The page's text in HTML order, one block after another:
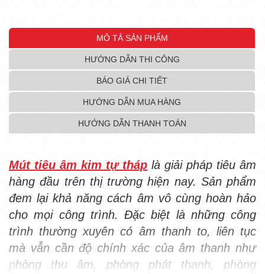
MÔ TẢ SẢN PHẨM
HƯỚNG DẪN THI CÔNG
BÁO GIÁ CHI TIẾT
HƯỚNG DẪN MUA HÀNG
HƯỚNG DẪN THANH TOÁN
Mút tiêu âm kim tự tháp là giải pháp tiêu âm
hàng đầu trên thị trường hiện nay. Sản phẩm
đem lại khả năng cách âm vô cùng hoàn hảo
cho mọi công trình. Đặc biệt là những công
trình thường xuyên có âm thanh to, liên tục
mà vẫn cần độ chính xác của âm thanh như
phòng thu âm, phòng phát thanh, phòng